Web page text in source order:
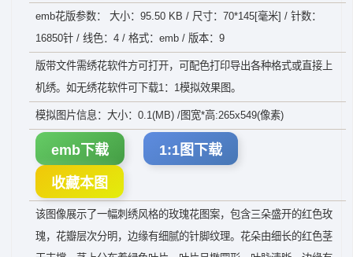
emb花版参数： 大小：95.50 KB / 尺寸：70*145[毫米] / 针数：
16850针 / 线色：4 / 格式：emb / 版本：9
版带文件需绣花软件方可打开，可配色打印导出各种格式或直接上
机绣。如无绣花软件可下载1：1模拟效果图。
模拟图片信息：大小：0.1(MB) /图宽*高:265x549(像素)
emb下载 1:1图下载
收藏本图
该图像展示了一幅刺绣风格的玫瑰花图案，包含三朵盛开的红色玫
瑰，花瓣层次分明，边缘有细腻的针脚纹理。花朵由细长的红色茎